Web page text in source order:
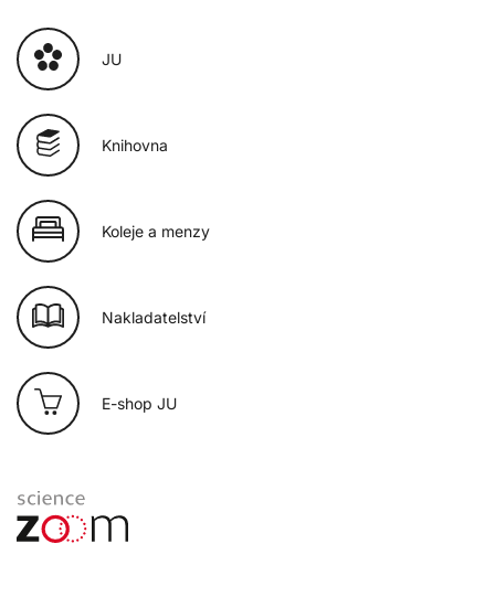
JU
Knihovna
Koleje a menzy
Nakladatelství
E-shop JU